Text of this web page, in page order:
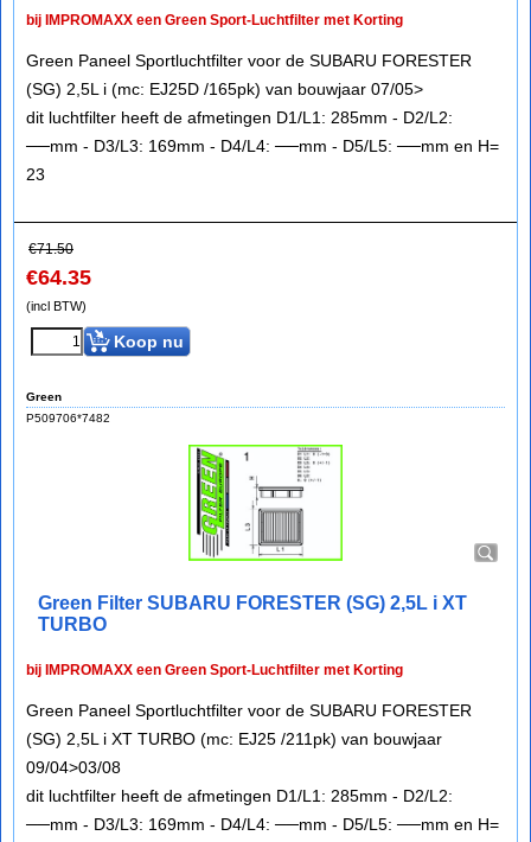
bij IMPROMAXX een Green Sport-Luchtfilter met Korting
Green Paneel Sportluchtfilter voor de SUBARU FORESTER
(SG) 2,5L i (mc: EJ25D /165pk) van bouwjaar 07/05>
dit luchtfilter heeft de afmetingen D1/L1: 285mm - D2/L2:
──mm - D3/L3: 169mm - D4/L4: ──mm - D5/L5: ──mm en H=
23
€71.50
€64.35
(incl BTW)
Koop nu
Green
P509706*7482
Green Filter SUBARU FORESTER (SG) 2,5L i XT
TURBO
bij IMPROMAXX een Green Sport-Luchtfilter met Korting
Green Paneel Sportluchtfilter voor de SUBARU FORESTER
(SG) 2,5L i XT TURBO (mc: EJ25 /211pk) van bouwjaar
09/04>03/08
dit luchtfilter heeft de afmetingen D1/L1: 285mm - D2/L2:
──mm - D3/L3: 169mm - D4/L4: ──mm - D5/L5: ──mm en H=